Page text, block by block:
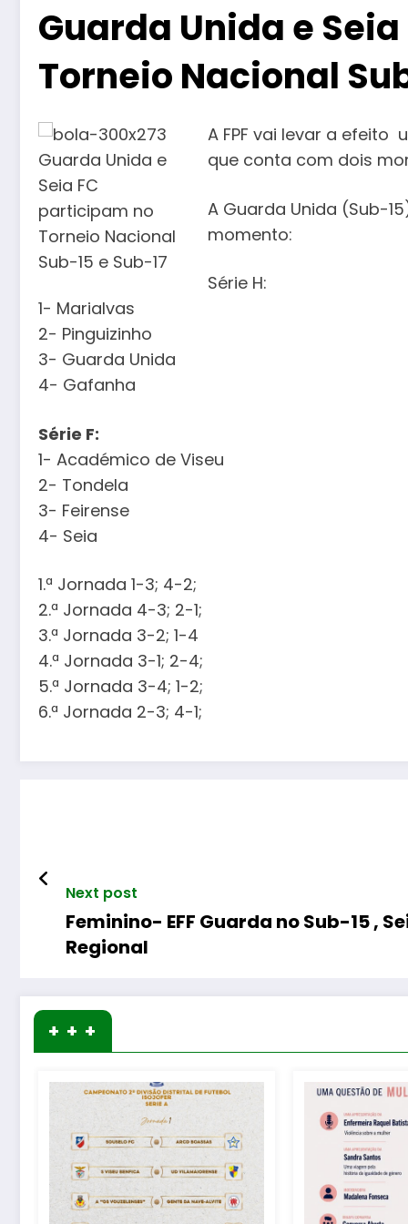
Guarda Unida e
Torneio Nacional
A FPF vai levar a efeito
que conta com dois
A Guarda Unida (Sub-
momento:
Série H:
1- Marialvas
2- Pinguizinho
3- Guarda Unida
4- Gafanha
Série F:
1- Académico de Viseu
2- Tondela
3- Feirense
4- Seia
1.ª Jornada 1-3; 4-2;
2.ª Jornada 4-3; 2-1;
3.ª Jornada 3-2; 1-4
4.ª Jornada 3-1; 2-4;
5.ª Jornada 3-4; 1-2;
6.ª Jornada 2-3; 4-1;
Next post
Feminino- EFF Guarda no Sub-15 ,
Regional
+ + +